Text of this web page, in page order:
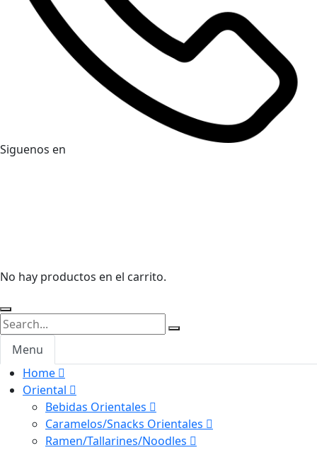
Siguenos en
No hay productos en el carrito.
Menu
Home
Oriental
Bebidas Orientales
Caramelos/Snacks Orientales
Ramen/Tallarines/Noodles